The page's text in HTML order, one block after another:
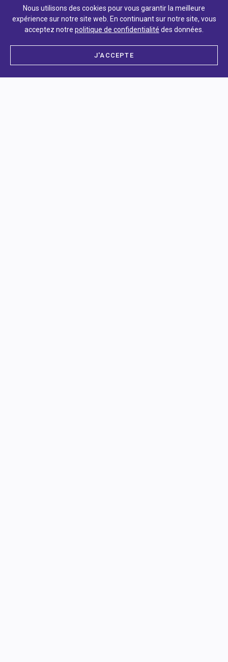
sont formés à transmettre leurs connaissances et
leurs savoir-faire au travers d’ateliers
pédagogiques pratiques.
Nous utilisons des cookies pour vous garantir la meilleure
expérience sur notre site web. En continuant sur notre site, vous
acceptez notre politique de confidentialité des données.
J'ACCEPTE